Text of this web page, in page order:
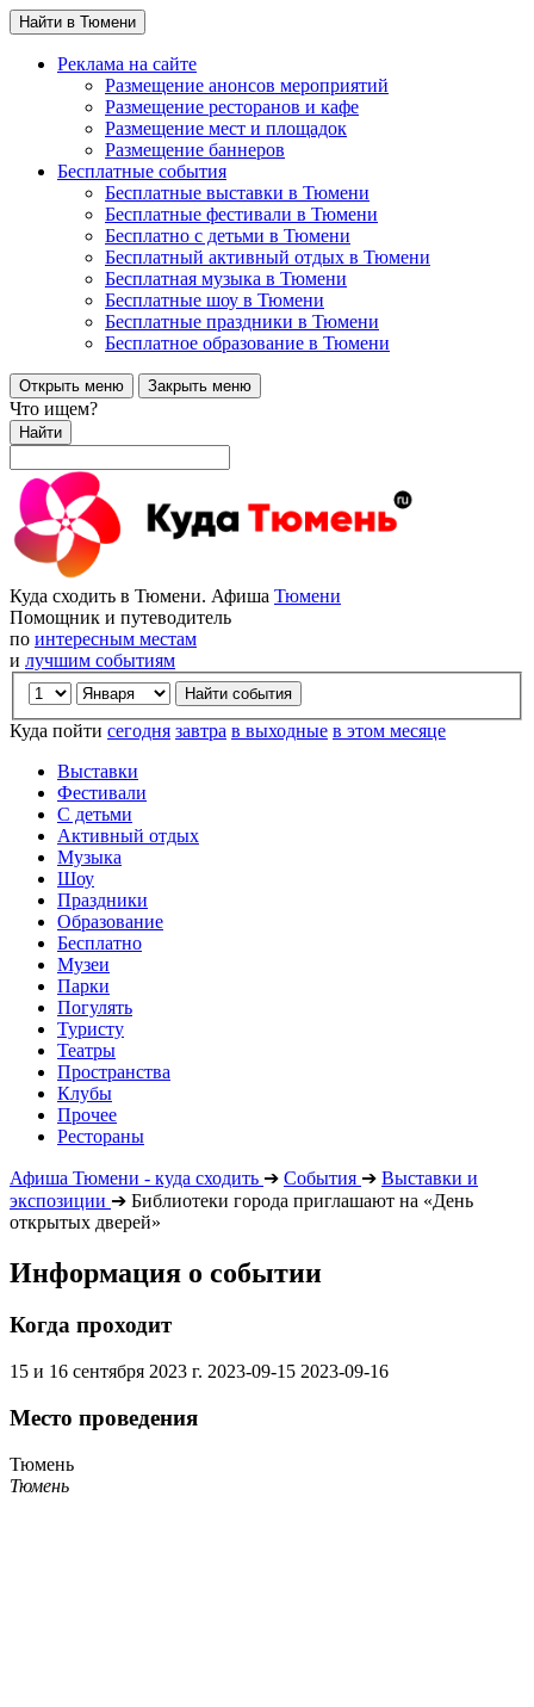
Найти в Тюмени
Реклама на сайте
Размещение анонсов мероприятий
Размещение ресторанов и кафе
Размещение мест и площадок
Размещение баннеров
Бесплатные события
Бесплатные выставки в Тюмени
Бесплатные фестивали в Тюмени
Бесплатно с детьми в Тюмени
Бесплатный активный отдых в Тюмени
Бесплатная музыка в Тюмени
Бесплатные шоу в Тюмени
Бесплатные праздники в Тюмени
Бесплатное образование в Тюмени
Открыть меню Закрыть меню
Что ищем?
Найти
Куда сходить в Тюмени. Афиша Тюмени
Помощник и путеводитель
по интересным местам
и лучшим событиям
Куда пойти сегодня завтра в выходные в этом месяце
Выставки
Фестивали
С детьми
Активный отдых
Музыка
Шоу
Праздники
Образование
Бесплатно
Музеи
Парки
Погулять
Туристу
Театры
Пространства
Клубы
Прочее
Рестораны
Афиша Тюмени - куда сходить ➔ События ➔ Выставки и
экспозиции ➔ Библиотеки города приглашают на «День
открытых дверей»
Информация о событии
Когда проходит
15 и 16 сентября 2023 г. 2023-09-15 2023-09-16
Место проведения
Тюмень
Тюмень